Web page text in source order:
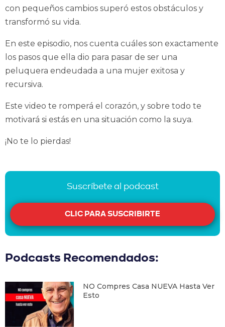
con pequeños cambios superó estos obstáculos y
transformó su vida.
En este episodio, nos cuenta cuáles son exactamente
los pasos que ella dio para pasar de ser una
peluquera endeudada a una mujer exitosa y
recursiva.
Este video te romperá el corazón, y sobre todo te
motivará si estás en una situación como la suya.
¡No te lo pierdas!
Suscríbete al podcast
CLIC PARA SUSCRIBIRTE
Podcasts Recomendados:
NO Compres Casa NUEVA Hasta Ver
Esto